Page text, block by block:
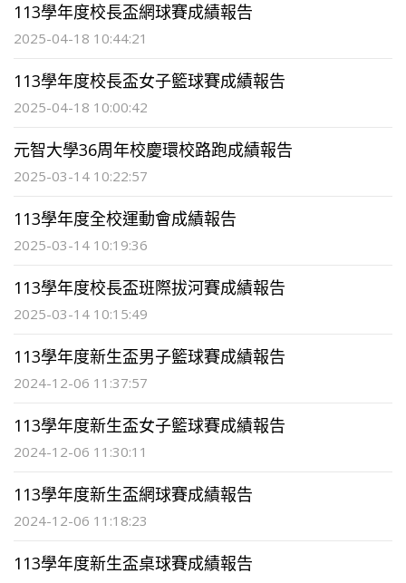
113學年度校長盃網球賽成績報告
2025-04-18 10:44:21
113學年度校長盃女子籃球賽成績報告
2025-04-18 10:00:42
元智大學36周年校慶環校路跑成績報告
2025-03-14 10:22:57
113學年度全校運動會成績報告
2025-03-14 10:19:36
113學年度校長盃班際拔河賽成績報告
2025-03-14 10:15:49
113學年度新生盃男子籃球賽成績報告
2024-12-06 11:37:57
113學年度新生盃女子籃球賽成績報告
2024-12-06 11:30:11
113學年度新生盃網球賽成績報告
2024-12-06 11:18:23
113學年度新生盃桌球賽成績報告